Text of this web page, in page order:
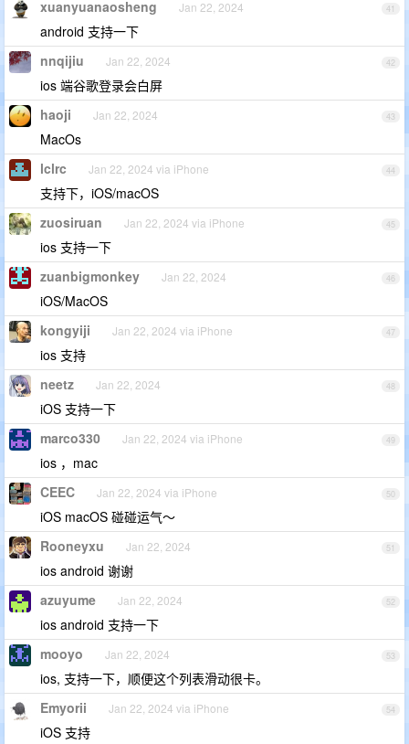
41
xuanyuanaosheng Jan 22, 2024
android 支持一下
42
nnqijiu Jan 22, 2024
ios 端谷歌登录会白屏
43
haoji Jan 22, 2024
MacOs
44
lclrc Jan 22, 2024 via iPhone
支持下，iOS/macOS
45
zuosiruan Jan 22, 2024 via iPhone
ios 支持一下
46
zuanbigmonkey Jan 22, 2024
iOS/MacOS
47
kongyiji Jan 22, 2024 via iPhone
ios 支持
48
neetz Jan 22, 2024
iOS 支持一下
49
marco330 Jan 22, 2024 via iPhone
ios ，mac
50
CEEC Jan 22, 2024 via iPhone
iOS macOS 碰碰运气～
51
Rooneyxu Jan 22, 2024
ios android 谢谢
52
azuyume Jan 22, 2024
ios android 支持一下
53
mooyo Jan 22, 2024
ios, 支持一下，顺便这个列表滑动很卡。
54
Emyorii Jan 22, 2024 via iPhone
iOS 支持